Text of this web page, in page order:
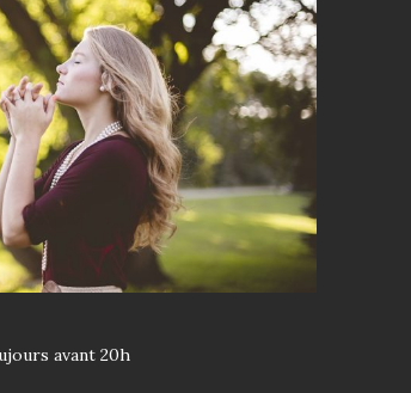
avant 20h